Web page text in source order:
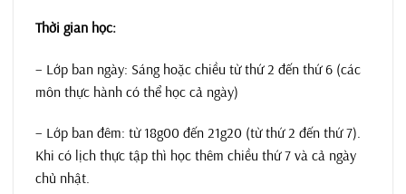
Thời gian học:
– Lớp ban ngày: Sáng hoặc chiều từ thứ 2 đến thứ 6 (các
môn thực hành có thể học cả ngày)
– Lớp ban đêm: từ 18g00 đến 21g20 (từ thứ 2 đến thứ 7).
Khi có lịch thực tập thì học thêm chiều thứ 7 và cả ngày
chủ nhật.